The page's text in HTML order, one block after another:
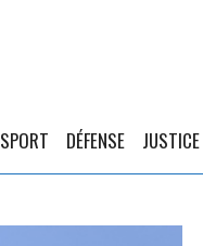
SPORT DÉFENSE JUSTICE